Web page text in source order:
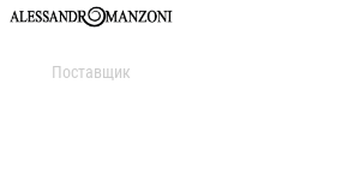
Поставщик